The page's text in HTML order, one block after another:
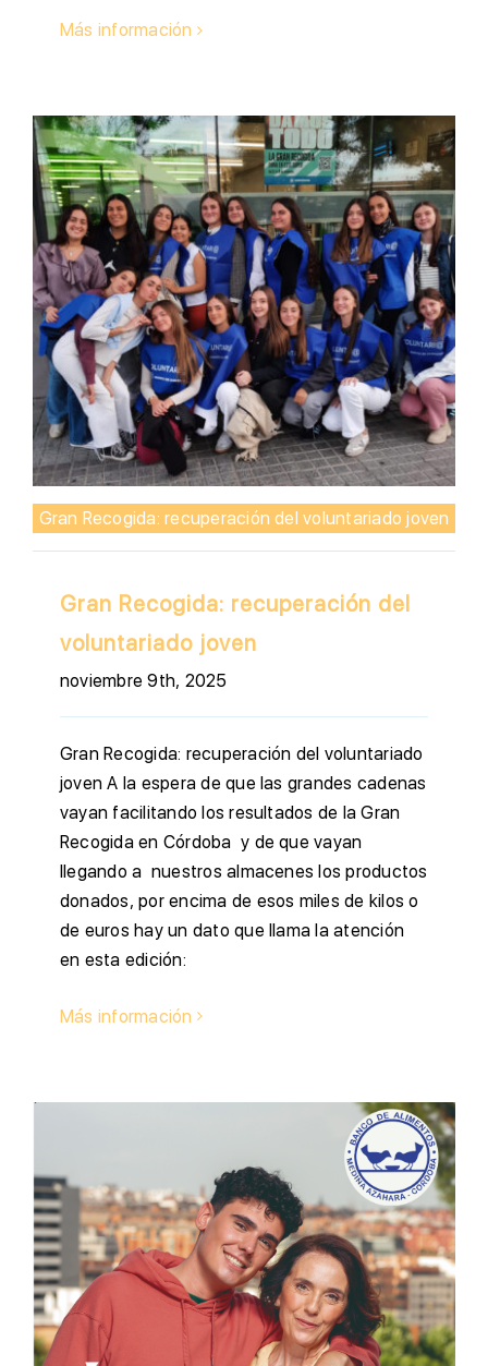
Más información
Gran Recogida: recuperación del voluntariado joven
Gran Recogida: recuperación del
voluntariado joven
noviembre 9th, 2025
Gran Recogida: recuperación del voluntariado
joven A la espera de que las grandes cadenas
vayan facilitando los resultados de la Gran
Recogida en Córdoba y de que vayan
llegando a nuestros almacenes los productos
donados, por encima de esos miles de kilos o
de euros hay un dato que llama la atención
en esta edición:
Más información